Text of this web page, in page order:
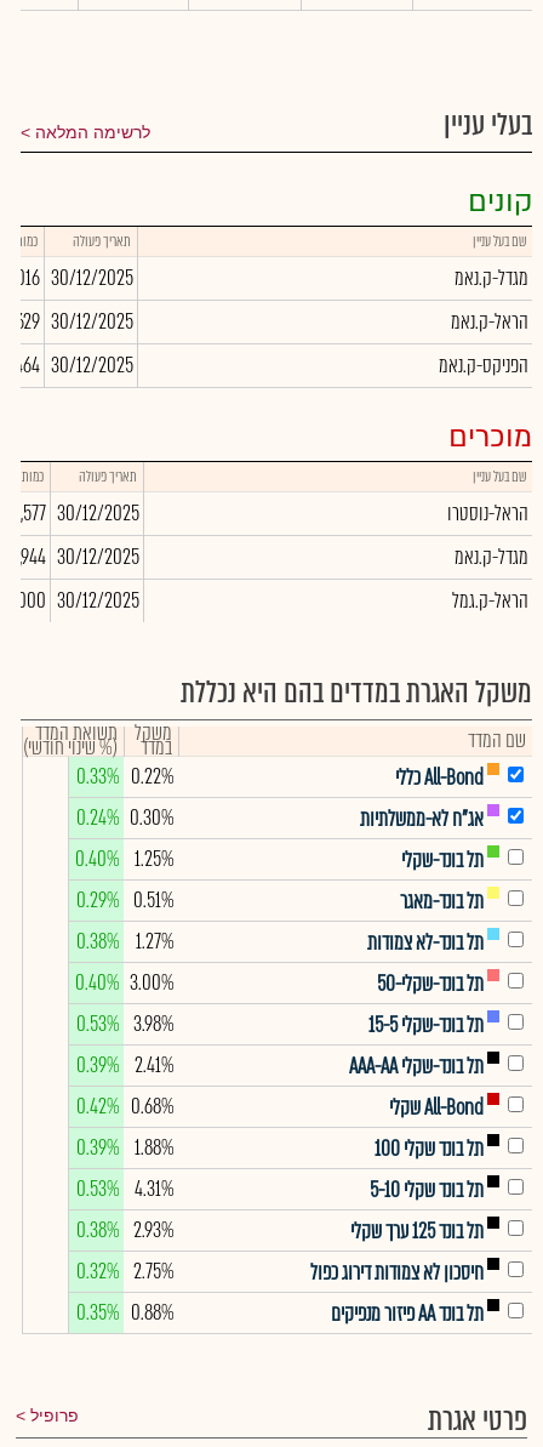
בעלי עניין לרשימה המלאה
קונים
שם בעל עניין תאריך פעולה כמות
מגדל-ק.נאמ 30/12/2025
הראל-ק.נאמ
30/12/2025
הפניקס-ק.נאמ
30/12/2025
מוכרים
שם בעל עניין תאריך פעולה כמות
הראל-נוסטרו 30/12/2025
-1,577
מגדל-ק.נאמ
30/12/2025
הראל-ק.גמל
30/12/2025
משקל האגרת במדדים בהם היא נכללת
שם המדד משקל
במדד תשואת המדד
(% שינוי חודשי)
All-Bond כללי
0.22%
0.33%
אג"ח לא-ממשלתיות
0.30%
0.24%
תל בונד-שקלי
1.25%
0.40%
תל בונד-מאגר
0.51%
0.29%
תל בונד-לא צמודות
1.27%
0.38%
תל בונד-שקלי-50
3.00%
0.40%
תל בונד-שקלי 15-5
3.98%
0.53%
תל בונד-שקלי AAA-AA
2.41%
0.39%
All-Bond שקלי
0.68%
0.42%
תל בונד שקלי 100
1.88%
0.39%
תל בונד שקלי 5-10
4.31%
0.53%
תל בונד 125 ערך שקלי
2.93%
0.38%
חיסכון לא צמודות דירוג כפול
2.75%
0.32%
תל בונד AA פיזור מנפיקים
0.88%
0.35%
פרטי אגרת פרופיל